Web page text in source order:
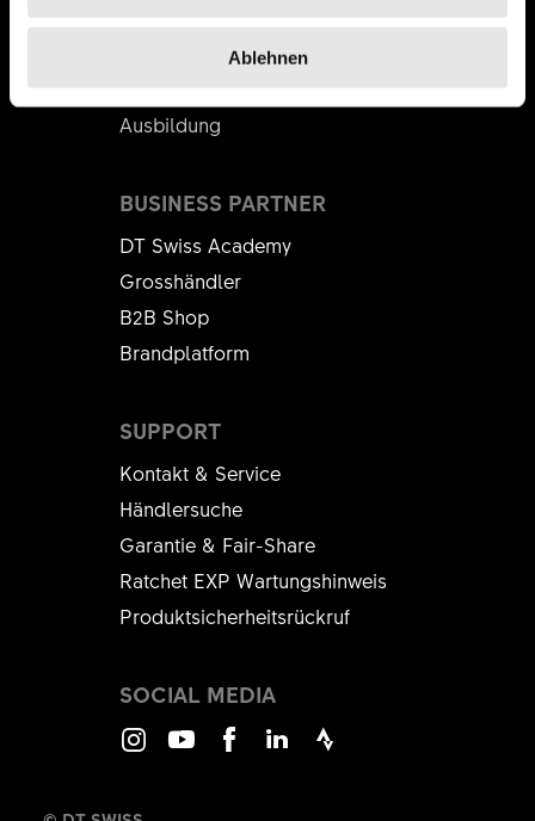
Ablehnen
Offene Stellen
Karrierestart
Ausbildung
SUPPORT
Kontakt & Service
Händlersuche
Garantie & Fair-Share
Ratchet EXP Wartungshinweis
Produktsicherheitsrückruf
BUSINESS PARTNER
DT Swiss Academy
Grosshändler
B2B Shop
Brandplatform
SOCIAL MEDIA